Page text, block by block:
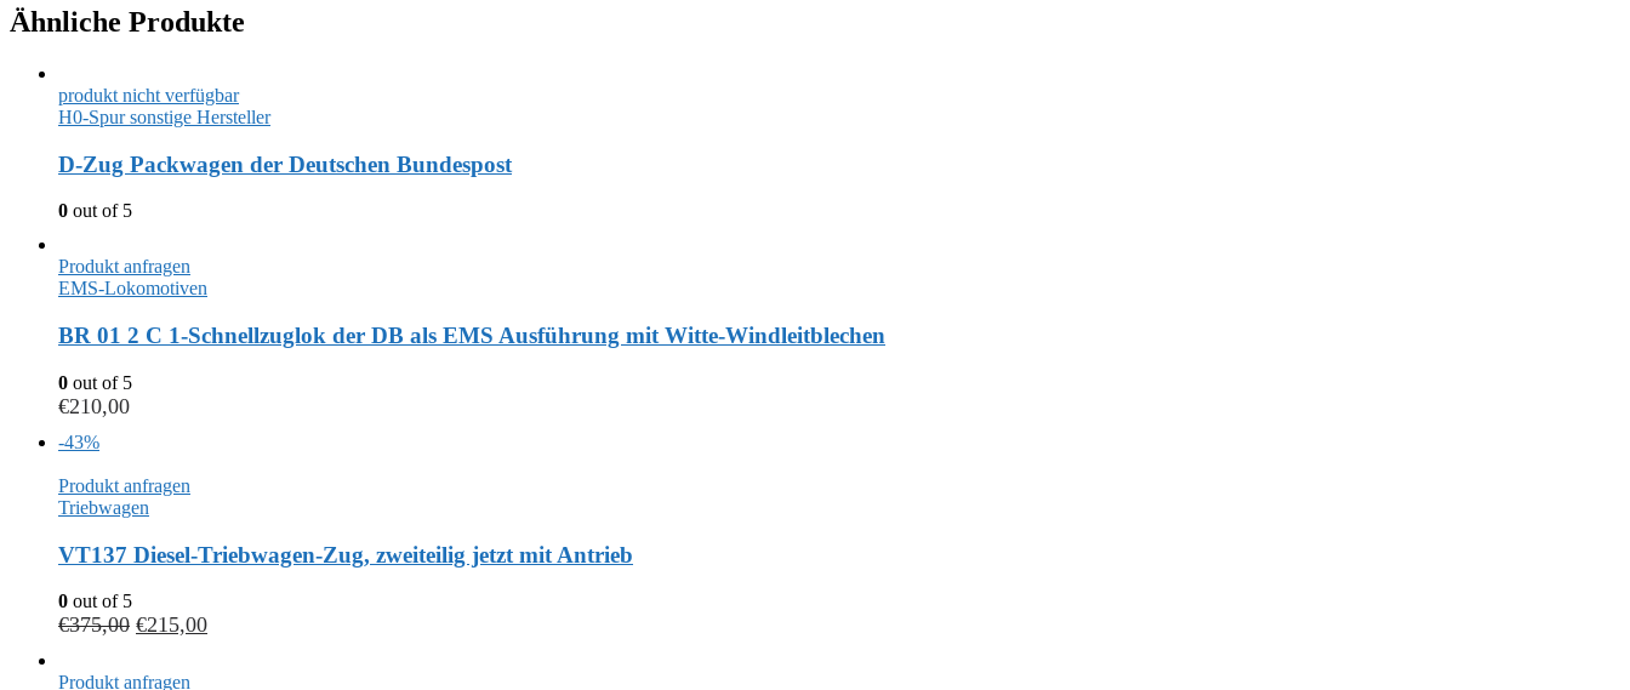
Ähnliche Produkte
produkt nicht verfügbar
H0-Spur sonstige Hersteller
D-Zug Packwagen der Deutschen Bundespost
0 out of 5
Produkt anfragen
EMS-Lokomotiven
BR 01 2 C 1-Schnellzuglok der DB als EMS Ausführung mit Witte-Windleitblechen
0 out of 5
€210,00
-43%
Produkt anfragen
Triebwagen
VT137 Diesel-Triebwagen-Zug, zweiteilig jetzt mit Antrieb
0 out of 5
€375,00 €215,00
Produkt anfragen